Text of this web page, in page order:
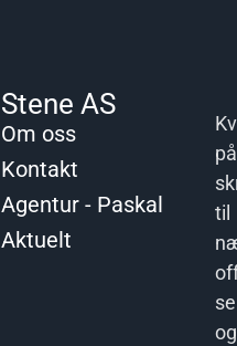
Stene AS
Om oss
Kontakt
Agentur - Paskal
Aktuelt
på
til
og